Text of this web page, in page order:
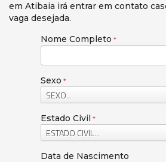
em Atibaia irá entrar em contato
vaga desejada.
Nome Completo
Sexo
SEXO...
Estado Civil
ESTADO CIVIL...
Data de Nascimento